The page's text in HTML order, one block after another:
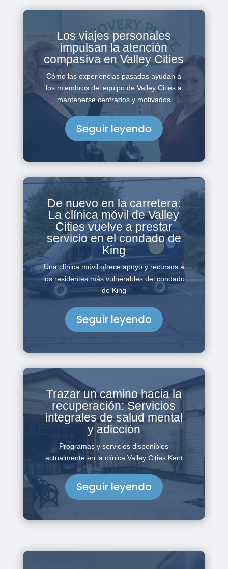
Los viajes personales
impulsan la atención
compasiva en Valley Cities
Cómo las experiencias pasadas ayudan a
los miembros del equipo de Valley Cities a
mantenerse centrados y motivados
Seguir leyendo
De nuevo en la carretera:
La clínica móvil de Valley
Cities vuelve a prestar
servicio en el condado de
King
Una clínica móvil ofrece apoyo y recursos a
los residentes más vulnerables del condado
de King
Seguir leyendo
Trazar un camino hacia la
recuperación: Servicios
integrales de salud mental
y adicción
Programas y servicios disponibles
actualmente en la clínica Valley Cities Kent
Seguir leyendo